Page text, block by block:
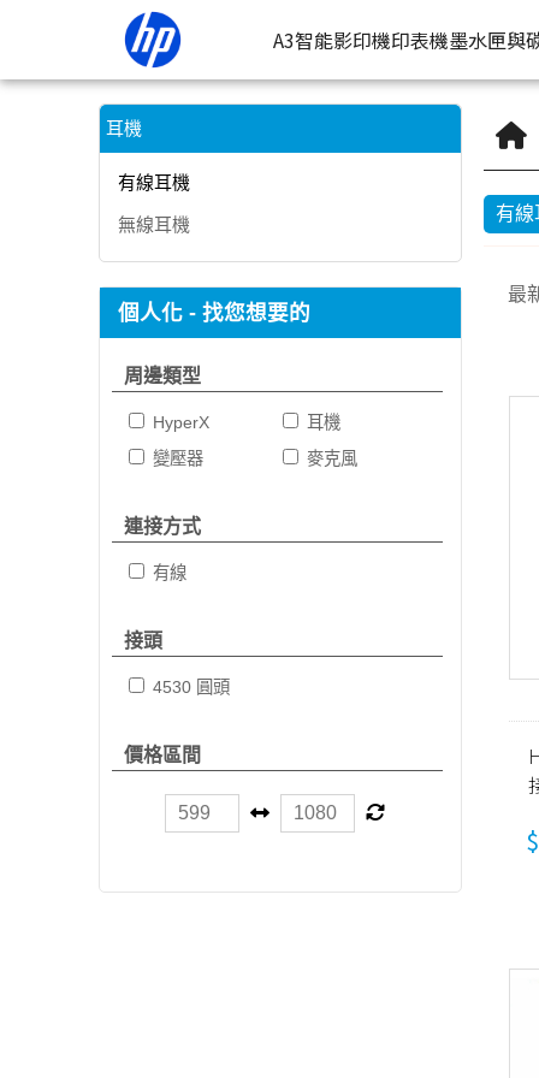
有線耳機 | HP® 惠普台灣原廠購物網
A3智能影印機印表機
按類型
連續噴
墨水匣與
墨
耳機
有線耳機
無線耳機
個人化 - 找您想要的
周邊類型
HyperX
耳機
變壓器
麥克風
連接方式
有線
接頭
4530 圓頭
價格區間
有線
最